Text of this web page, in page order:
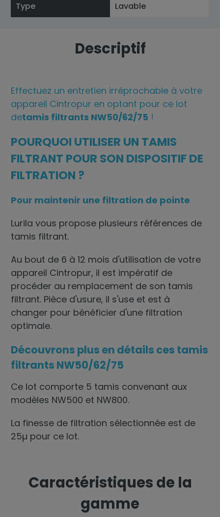
Type Lavable
Descriptif
Effectuez un entretien irréprochable à votre
appareil Cintropur en optant pour ce lot
detamis filtrants NW50/62/75 !
POURQUOI UTILISER UN TAMIS
FILTRANT POUR SON DISPOSITIF DE
FILTRATION ?
Pour maintenir une filtration de pointe
Lurila vous propose plusieurs références de
tamis filtrant.
Au bout de 6 à 12 mois d'utilisation de votre
appareil Cintropur, il est impératif de
procéder au remplacement de son tamis
filtrant. Pièce d'usure, il s'use et est à
changer pour bénéficier d'une filtration
optimale.
Découvrons plus en détails ces tamis
filtrants NW50/62/75
Ce lot comporte 5 tamis convenant aux
modèles NW500 et NW800.
La finesse de filtration sélectionnée est de
25µ pour ce lot.
Caractéristiques de la
gamme